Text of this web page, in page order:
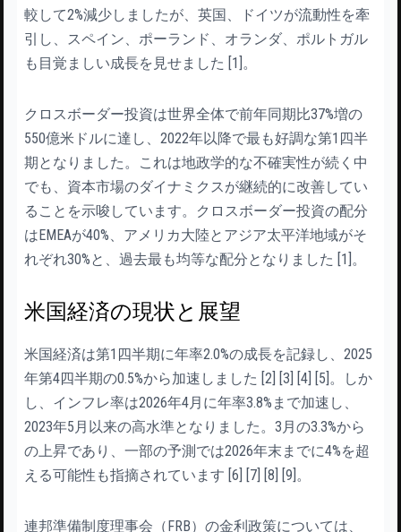
較して2%減少しましたが、英国、ドイツが流動性を牽
引し、スペイン、ポーランド、オランダ、ポルトガル
も目覚ましい成長を見せました [1]。
クロスボーダー投資は世界全体で前年同期比37%増の
550億米ドルに達し、2022年以降で最も好調な第1四半
期となりました。これは地政学的な不確実性が続く中
でも、資本市場のダイナミクスが継続的に改善してい
ることを示唆しています。クロスボーダー投資の配分
はEMEAが40%、アメリカ大陸とアジア太平洋地域がそ
れぞれ30%と、過去最も均等な配分となりました [1]。
米国経済の現状と展望
米国経済は第1四半期に年率2.0%の成長を記録し、2025
年第4四半期の0.5%から加速しました [2] [3] [4] [5]。しか
し、インフレ率は2026年4月に年率3.8%まで加速し、
2023年5月以来の高水準となりました。3月の3.3%から
の上昇であり、一部の予測では2026年末までに4%を超
える可能性も指摘されています [6] [7] [8] [9]。
連邦準備制度理事会（FRB）の金利政策については、